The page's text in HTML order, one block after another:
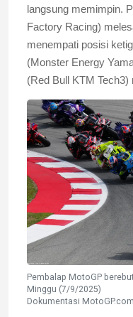
langsung memimpin.
Factory Racing)
menempati posisi
(Monster Energy
(Red Bull KTM
Pembalap MotoGP
Minggu (7/9/2025)
Dokumentasi MotoGP.com